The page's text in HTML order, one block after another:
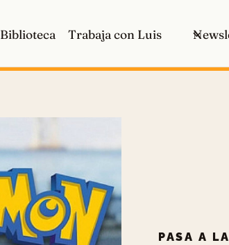
Biblioteca Trabaja con Luis
PASA A